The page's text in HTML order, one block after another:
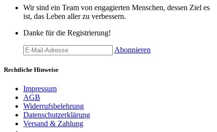
Wir sind ein Team von engagierten Menschen, dessen Ziel es
ist, das Leben aller zu verbessern.
Danke für die Registrierung!
Abonnieren
Rechtliche Hinweise
Impressum
AGB
Widerrufsbelehrung
Datenschutzerklärung
Versand & Zahlung